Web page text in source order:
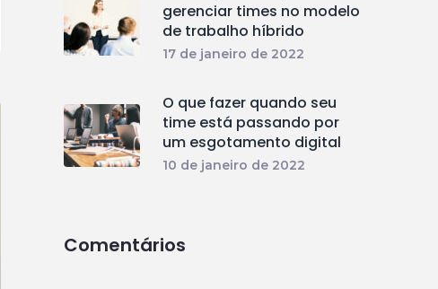
gerenciar times no modelo
de trabalho híbrido
17 de janeiro de 2022
O que fazer quando seu
time está passando por
um esgotamento digital
10 de janeiro de 2022
Comentários